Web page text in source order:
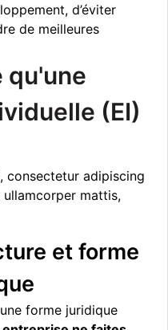
d’éviter
de meilleures
qu'une
(EI)
consectetur adipiscing
mattis,
et forme
forme juridique